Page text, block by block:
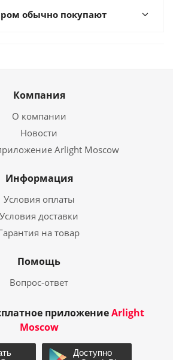
обычно покупают
Компания
О компании
Новости
Arlight Moscow
Информация
Условия оплаты
Условия доставки
на товар
Помощь
Вопрос-ответ
приложениеArlight
Moscow